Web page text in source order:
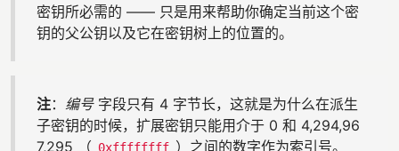
密钥所必需的 —— 只是用来帮助你确定当前这个密
钥的父公钥以及它在密钥树上的位置的。
注： 编号字段只有 4 字节长，这就是为什么在派生
子密钥的时候，扩展密钥只能用介于 0 和 4,294,96
7,295 （ 0xffffffff ）之间的数字作为索引号。